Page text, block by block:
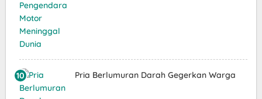
Pria Berlumuran Darah Gegerkan Warga